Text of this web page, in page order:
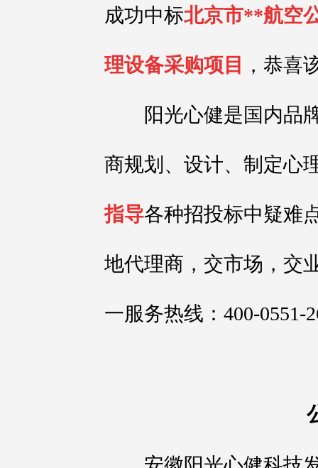
成功中标北京市**航空
理设备采购项目 ，恭喜
阳光心健是国内品牌
商规划、设计、制定心
指导各种招投标中疑难
地代理商，交市场，交
一服务热线：400-0551-